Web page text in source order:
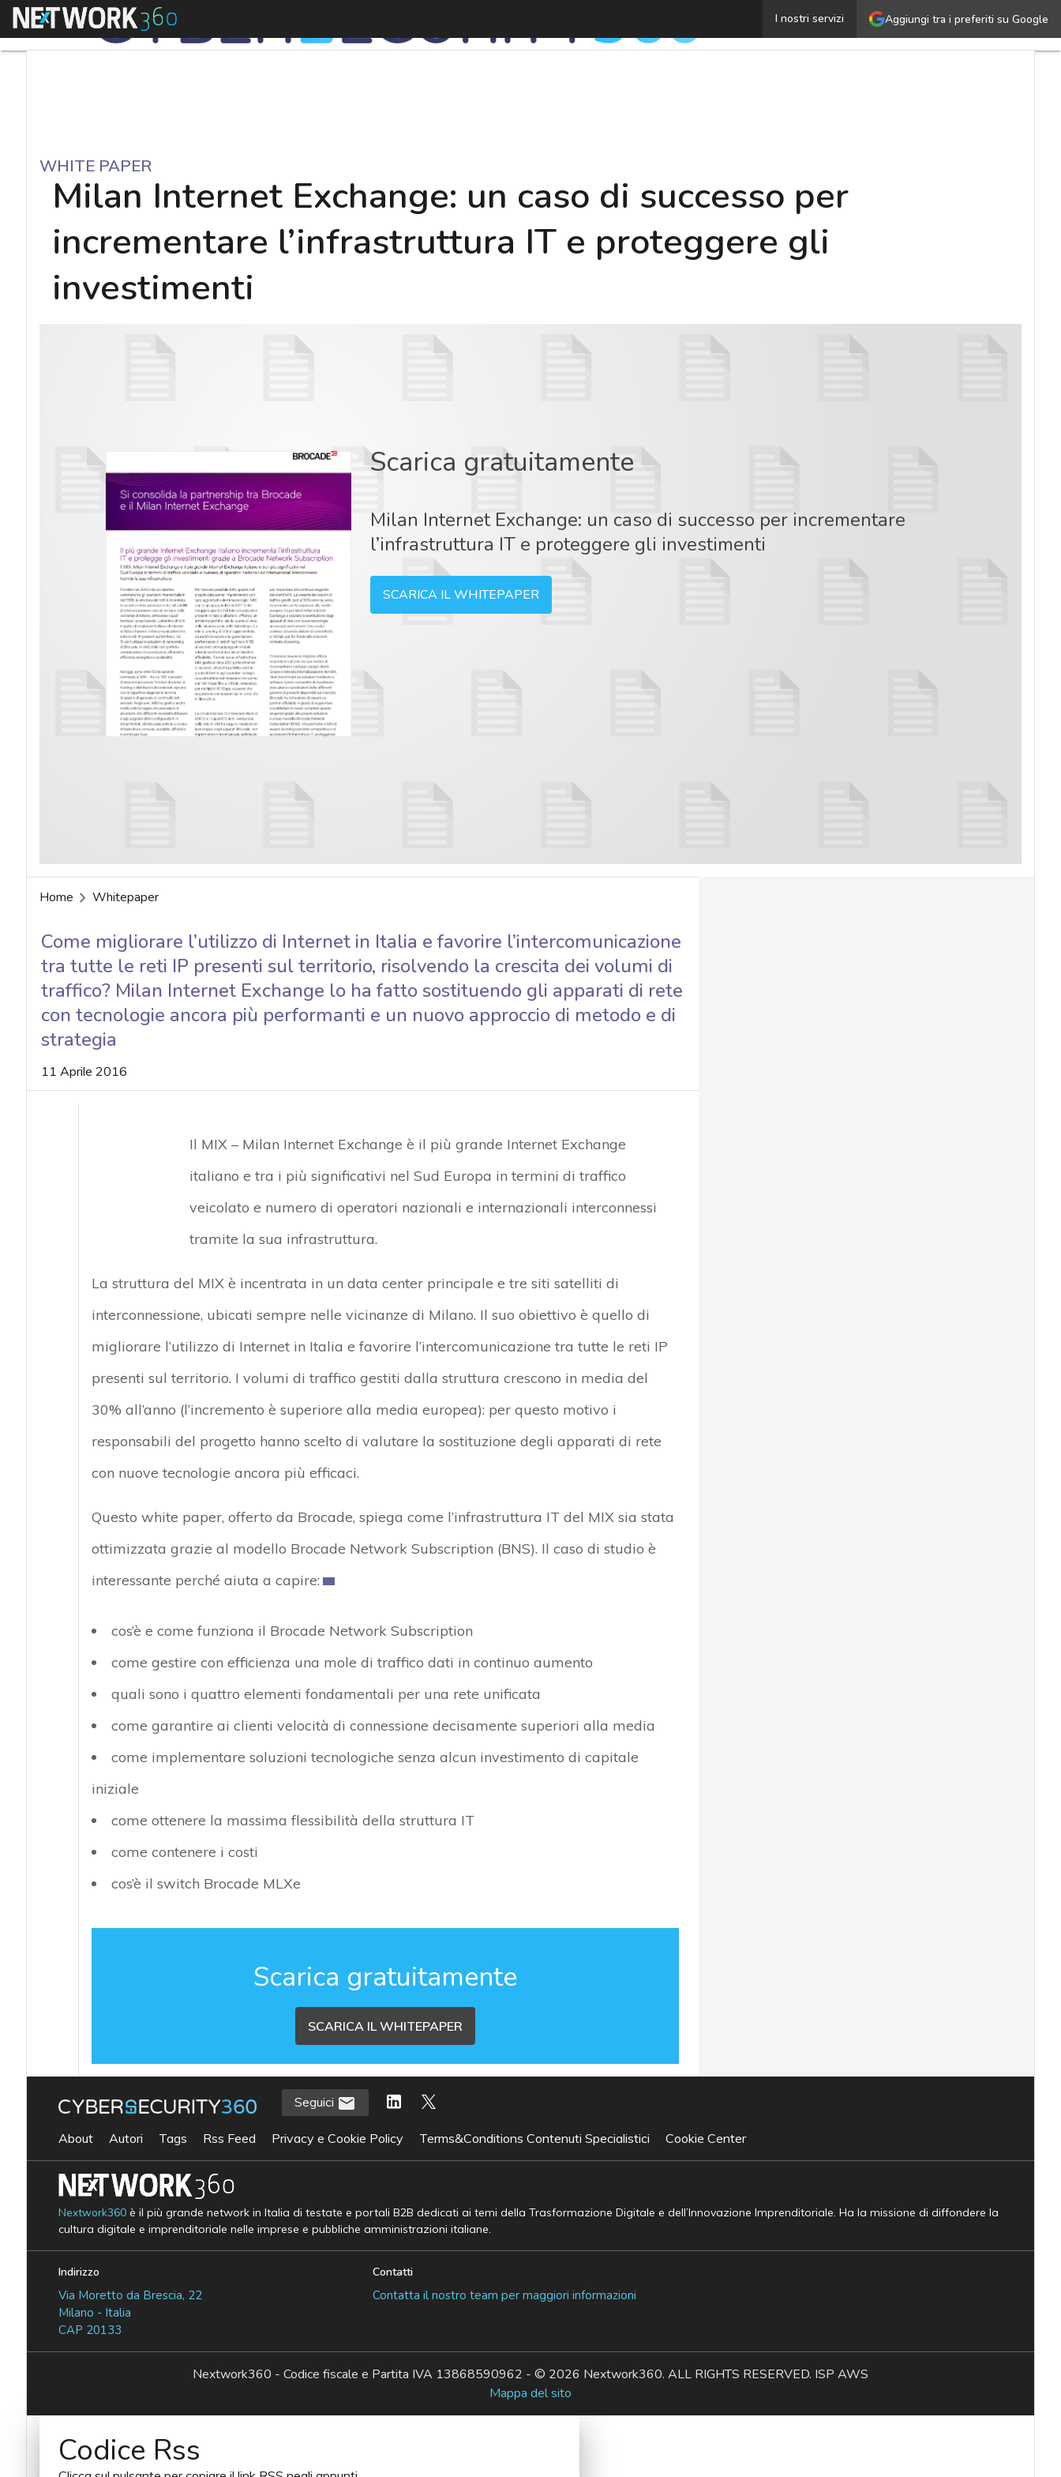
Aggiungi tra i preferiti su Google
I nostri servizi
Menu Milan Internet Exchange: un caso di successo per
WHITE PAPER
Milan Internet Exchange: un caso di successo per
incrementare l’infrastruttura IT e proteggere gli
investimenti
Scarica gratuitamente
Milan Internet Exchange: un caso di successo per incrementare
l’infrastruttura IT e proteggere gli investimenti
SCARICA IL WHITEPAPER
Home Whitepaper
Come migliorare l’utilizzo di Internet in Italia e favorire l’intercomunicazione
tra tutte le reti IP presenti sul territorio, risolvendo la crescita dei volumi di
traffico? Milan Internet Exchange lo ha fatto sostituendo gli apparati di rete
con tecnologie ancora più performanti e un nuovo approccio di metodo e di
strategia
11 Aprile 2016
Il MIX – Milan Internet Exchange è il più grande Internet Exchange
italiano e tra i più significativi nel Sud Europa in termini di traffico
veicolato e numero di operatori nazionali e internazionali interconnessi
tramite la sua infrastruttura.
La struttura del MIX è incentrata in un data center principale e tre siti satelliti di
interconnessione, ubicati sempre nelle vicinanze di Milano. Il suo obiettivo è quello di
migliorare l’utilizzo di Internet in Italia e favorire l’intercomunicazione tra tutte le reti IP
presenti sul territorio. I volumi di traffico gestiti dalla struttura crescono in media del
30% all’anno (l’incremento è superiore alla media europea): per questo motivo i
responsabili del progetto hanno scelto di valutare la sostituzione degli apparati di rete
con nuove tecnologie ancora più efficaci.
Questo white paper, offerto da Brocade, spiega come l’infrastruttura IT del MIX sia stata
ottimizzata grazie al modello Brocade Network Subscription (BNS). Il caso di studio è
interessante perché aiuta a capire:
cos’è e come funziona il Brocade Network Subscription
come gestire con efficienza una mole di traffico dati in continuo aumento
quali sono i quattro elementi fondamentali per una rete unificata
come garantire ai clienti velocità di connessione decisamente superiori alla media
come implementare soluzioni tecnologiche senza alcun investimento di capitale
iniziale
come ottenere la massima flessibilità della struttura IT
come contenere i costi
cos’è il switch Brocade MLXe
Scarica gratuitamente
SCARICA IL WHITEPAPER
Seguici
About Autori Tags Rss Feed Privacy e Cookie Policy Terms&Conditions Contenuti Specialistici Cookie Center
Nextwork360è il più grande network in Italia di testate e portali B2B dedicati ai temi della Trasformazione Digitale e dell’Innovazione Imprenditoriale. Ha la missione di diffondere la
cultura digitale e imprenditoriale nelle imprese e pubbliche amministrazioni italiane.
Indirizzo
Via Moretto da Brescia, 22
Milano - Italia
CAP 20133
Contatti
Contatta il nostro team per maggiori informazioni
Nextwork360 - Codice fiscale e Partita IVA 13868590962 - © 2026 Nextwork360. ALL RIGHTS RESERVED. ISP AWS
Mappa del sito
Codice Rss